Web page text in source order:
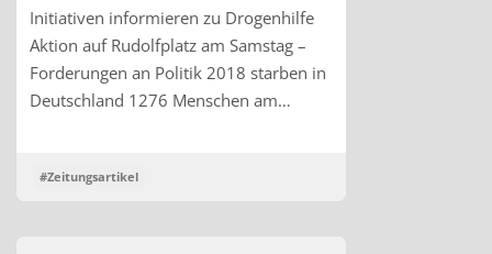
Initiativen informieren zu Drogenhilfe
Aktion auf Rudolfplatz am Samstag –
Forderungen an Politik 2018 starben in
Deutschland 1276 Menschen am…
#Zeitungsartikel